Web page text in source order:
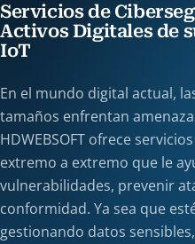
Servicios de
Activos Digitales de
IoT
En el mundo digital actual,
tamaños enfrentan
HDWEBSOFT ofrece
extremo a extremo que le
vulnerabilidades, prevenir
conformidad. Ya sea que
gestionando datos